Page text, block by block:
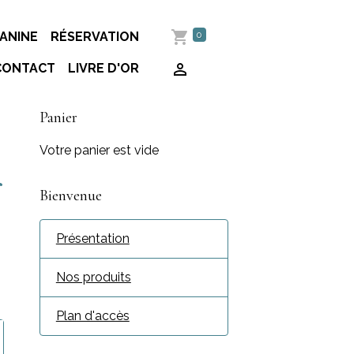
RÉSERVATION
LIVRE D'OR
0
Panier
Votre panier est vide
Bienvenue
Présentation
Nos produits
Plan d'accès